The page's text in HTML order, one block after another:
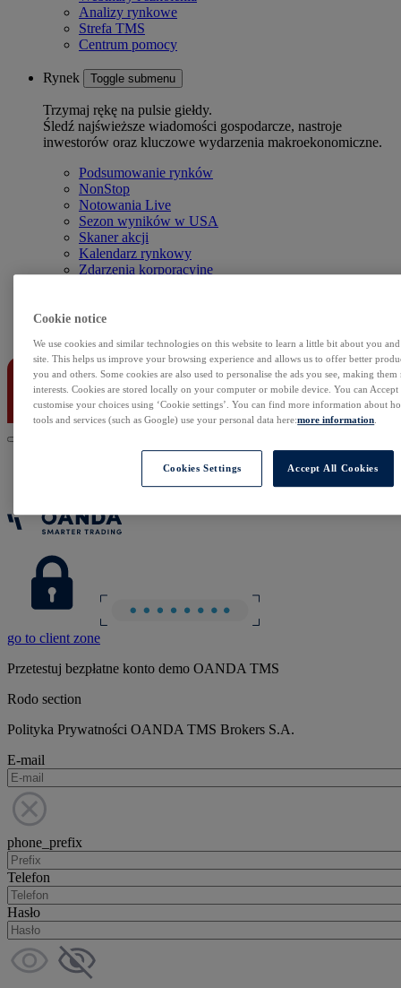
Analizy rynkowe
Strefa TMS
Centrum pomocy
Rynek Toggle submenu
Trzymaj rękę na pulsie giełdy.
Śledź najświeższe wiadomości gospodarcze, nastroje
inwestorów oraz kluczowe wydarzenia makroekonomiczne.
Podsumowanie rynków
NonStop
Notowania Live
Sezon wyników w USA
Skaner akcji
Kalendarz rynkowy
Zdarzenia korporacyjne
go to client zone
Przetestuj bezpłatne konto demo OANDA TMS
Rodo section
Polityka Prywatności OANDA TMS Brokers S.A.
E-mail
phone_prefix
Telefon
Hasło
Cookie notice
We use cookies and similar technologies on this website to learn a little bit about you
site. This helps us improve your browsing experience and allows us to offer better
you and others. Some cookies are also used to personalise the ads you see, making
interests. Cookies are stored locally on your computer or mobile device. You can
customise your choices using ‘Cookie settings’. You can find more information about
tools and services (such as Google) use your personal data here:more information
Cookies Settings Accept All Cookies